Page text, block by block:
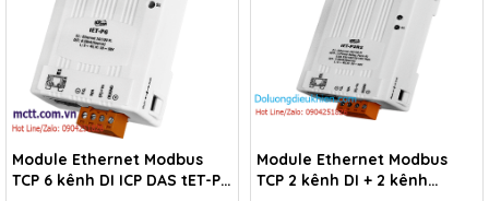
Module Ethernet Modbus
TCP 6 kênh DI ICP DAS tET-P6
Module Ethernet Modbus
TCP 2 kênh DI + 2 kênh